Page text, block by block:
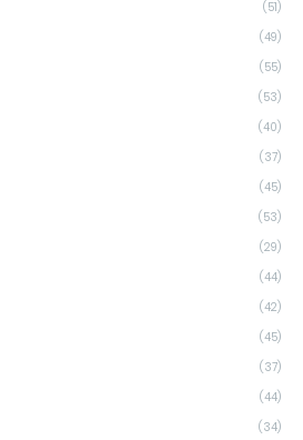
(51)
(49)
(55)
(53)
(40)
(37)
(45)
(53)
(29)
(44)
(42)
(45)
(37)
(44)
(34)